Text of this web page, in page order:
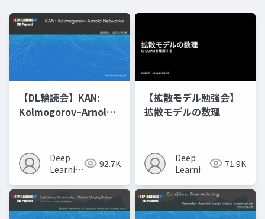
【DL輪読会】KAN:
Kolmogorov–Arnold
Deep
Learning
92.7K
【拡散モデル勉強会】
拡散モデルの数理
Deep
Learning
71.9K